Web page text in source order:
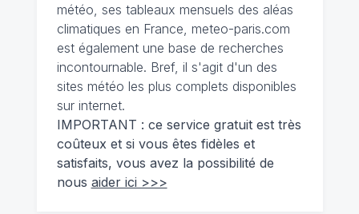
météo, ses tableaux mensuels des aléas
climatiques en France, meteo-paris.com
est également une base de recherches
incontournable. Bref, il s'agit d'un des
sites météo les plus complets disponibles
sur internet.
IMPORTANT : ce service gratuit est très
coûteux et si vous êtes fidèles et
satisfaits, vous avez la possibilité de
nous aider ici >>>